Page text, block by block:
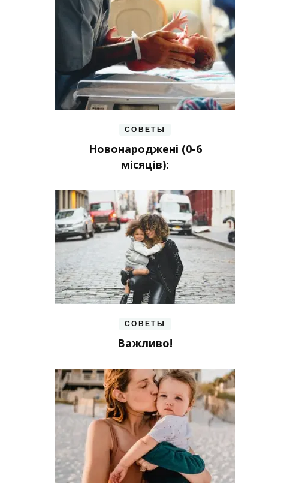
СОВЕТЫ
Новонароджені (0-6
місяців):
СОВЕТЫ
Важливо!